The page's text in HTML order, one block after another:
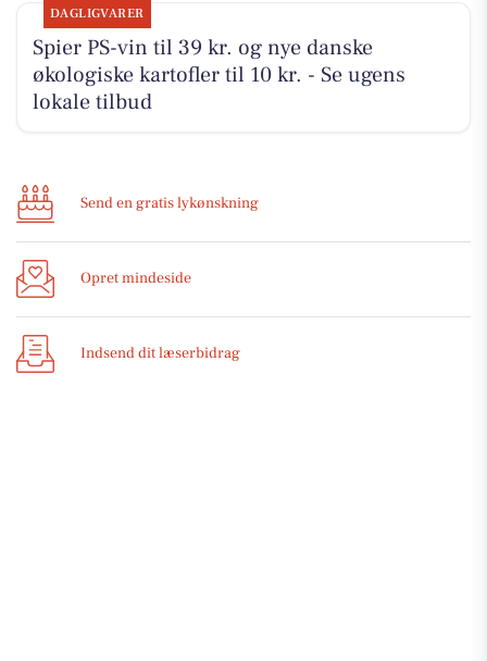
DAGLIGVARER
Spier PS-vin til 39 kr. og nye danske
økologiske kartofler til 10 kr. - Se ugens
lokale tilbud
Send en gratis lykønskning
Opret mindeside
Indsend dit læserbidrag